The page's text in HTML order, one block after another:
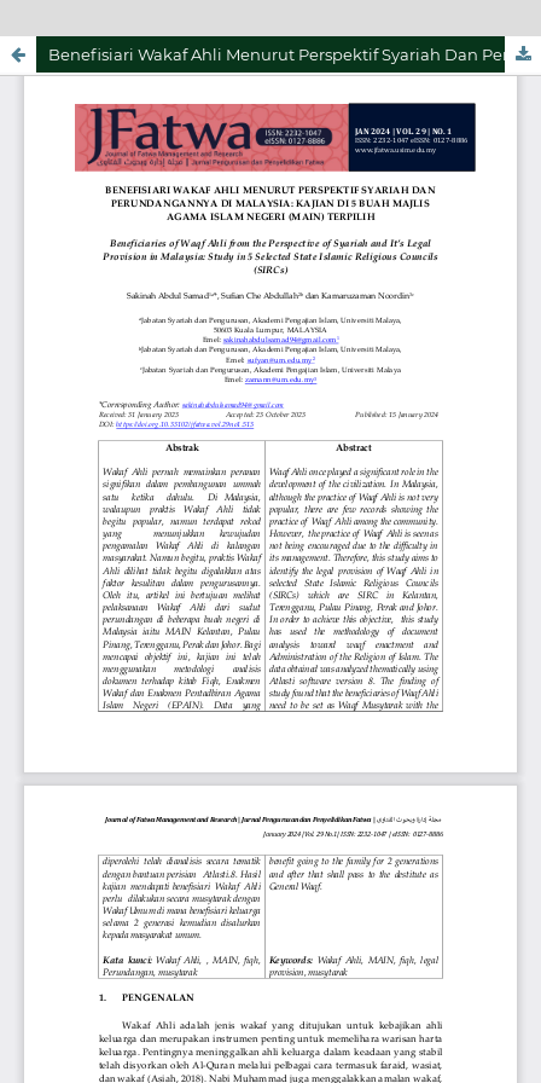
Benefisiari Wakaf Ahli Menurut Perspektif Syariah Dan Perundangannya Di Malaysia: Kajian Di 5 Buah Majlis Agama Islam Negeri (MAIN) Terpilih